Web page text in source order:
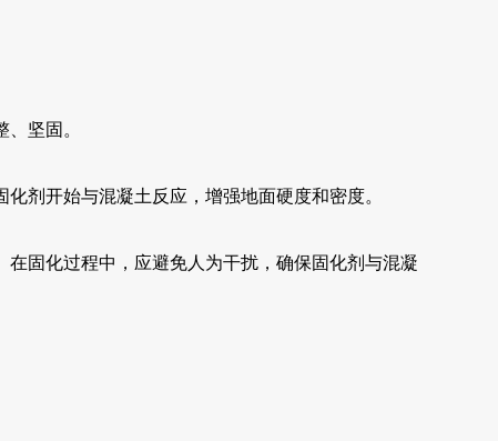
坚固。
剂开始与混凝土反应，增强地面硬度和密度。
固化过程中，应避免人为干扰，确保固化剂与混凝